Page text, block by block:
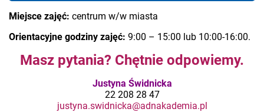
Miejsce zajęć: centrum w/w miasta
Orientacyjne godziny zajęć: 9:00 – 15:00 lub 10:00-16:00.
Masz pytania? Chętnie odpowiemy.
Justyna Świdnicka
22 208 28 47
justyna.swidnicka@adnakademia.pl